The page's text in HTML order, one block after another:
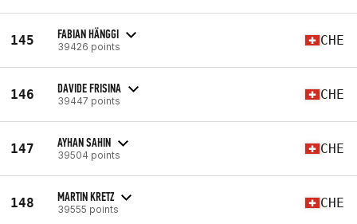
145 FABIAN HÄNGGI
39426 points CHE
146 DAVIDE FRISINA
39447 points CHE
147 AYHAN SAHIN
39504 points CHE
148 MARTIN KRETZ
39555 points CHE